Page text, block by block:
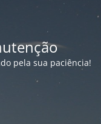
pela sua paciência!